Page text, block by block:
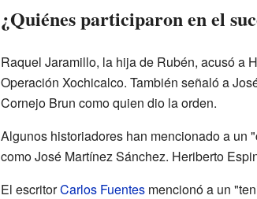
¿Quiénes participaron en el
Raquel Jaramillo, la hija de Rubén, acusó a
Operación Xochicalco. También señaló a
Cornejo Brun como quien dio la orden.
Algunos historiadores han mencionado a un
como José Martínez Sánchez. Heriberto
El escritorCarlos Fuentesmencionó a un